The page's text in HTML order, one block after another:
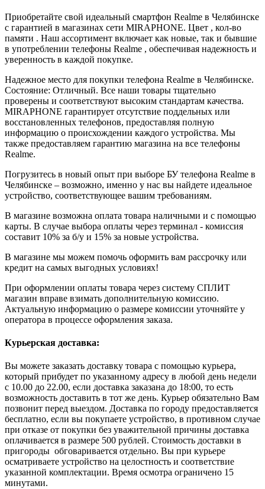
Приобретайте свой идеальный смартфон Realme в Челябинске
с гарантией в магазинах сети MIRAPHONE. Цвет , кол-во
памяти . Наш ассортимент включает как новые, так и бывшие
в употреблении телефоны Realme , обеспечивая надежность и
уверенность в каждой покупке.
Надежное место для покупки телефона Realme в Челябинске.
Состояние: Отличный. Все наши товары тщательно
проверены и соответствуют высоким стандартам качества.
MIRAPHONE гарантирует отсутствие поддельных или
восстановленных телефонов, предоставляя полную
информацию о происхождении каждого устройства. Мы
также предоставляем гарантию магазина на все телефоны
Realme.
Погрузитесь в новый опыт при выборе БУ телефона Realme в
Челябинске – возможно, именно у нас вы найдете идеальное
устройство, соответствующее вашим требованиям.
В магазине возможна оплата товара наличными и с помощью
карты. В случае выбора оплаты через терминал - комиссия
составит 10% за б/у и 15% за новые устройства.
В магазине мы можем помочь оформить вам рассрочку или
кредит на самых выгодных условиях!
При оформлении оплаты товара через систему СПЛИТ
магазин вправе взимать дополнительную комиссию.
Актуальную информацию о размере комиссии уточняйте у
оператора в процессе оформления заказа.
Курьерская доставка:
Вы можете заказать доставку товара с помощью курьера,
который прибудет по указанному адресу в любой день недели
с 10.00 до 22.00, если доставка заказана до 18:00, то есть
возможность доставить в тот же день. Курьер обязательно Вам
позвонит перед выездом. Доставка по городу предоставляется
бесплатно, если вы покупаете устройство, в противном случае
при отказе от покупки без уважительной причины доставка
оплачивается в размере 500 рублей. Стоимость доставки в
пригороды обговаривается отдельно. Вы при курьере
осматриваете устройство на целостность и соответствие
указанной комплектации. Время осмотра ограничено 15
минутами.